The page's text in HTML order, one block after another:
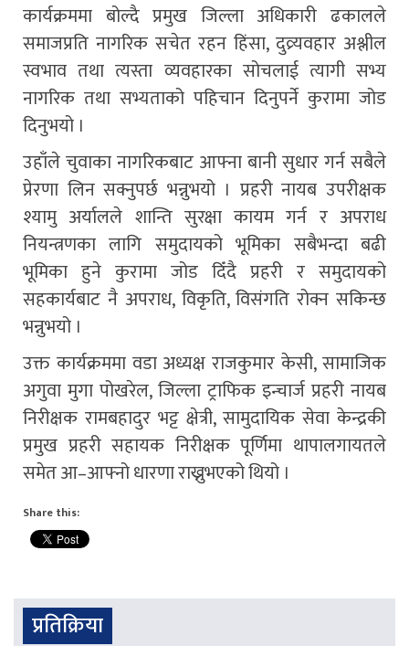
कार्यक्रममा बोल्दै प्रमुख जिल्ला अधिकारी ढकालले
समाजप्रति नागरिक सचेत रहन हिंसा, दुव्र्यवहार अश्लील
स्वभाव तथा त्यस्ता व्यवहारका सोचलाई त्यागी सभ्य
नागरिक तथा सभ्यताको पहिचान दिनुपर्ने कुरामा जोड
दिनुभयो ।
उहाँले चुवाका नागरिकबाट आफ्ना बानी सुधार गर्न सबैले
प्रेरणा लिन सक्नुपर्छ भन्नुभयो । प्रहरी नायब उपरीक्षक
श्यामु अर्यालले शान्ति सुरक्षा कायम गर्न र अपराध
नियन्त्रणका लागि समुदायको भूमिका सबैभन्दा बढी
भूमिका हुने कुरामा जोड दिँदै प्रहरी र समुदायको
सहकार्यबाट नै अपराध, विकृति, विसंगति रोक्न सकिन्छ
भन्नुभयो ।
उक्त कार्यक्रममा वडा अध्यक्ष राजकुमार केसी, सामाजिक
अगुवा मुगा पोखरेल, जिल्ला ट्राफिक इन्चार्ज प्रहरी नायब
निरीक्षक रामबहादुर भट्ट क्षेत्री, सामुदायिक सेवा केन्द्रकी
प्रमुख प्रहरी सहायक निरीक्षक पूर्णिमा थापालगायतले
समेत आ–आफ्नो धारणा राख्नुभएको थियो ।
Share this:
प्रतिक्रिया